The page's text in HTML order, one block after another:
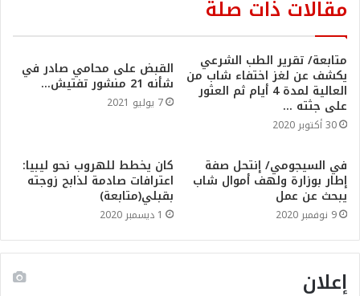
مقالات ذات صلة
متابعة/ تقرير الطب الشرعي
يكشف عن لغز اختفاء شاب من
العالية لمدة 4 أيام ثم العثور
على جثته …
30 أكتوبر 2020
القبض على محامي صادر في
شأنه 21 منشور تفتيش…
7 يوليو 2021
في السيجومي/ إنتحل صفة
إطار بوزارة ولهف أموال شاب
يبحث عن عمل
9 نوفمبر 2020
كان يخطط للهروب نحو ليبيا:
اعترافات صادمة لذابح زوجته
بقبلي(متابعة)
1 ديسمبر 2020
إعلان